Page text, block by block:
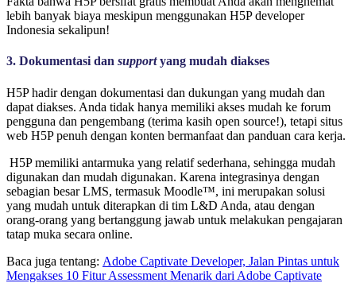
lebih banyak biaya meskipun menggunakan H5P developer
Indonesia sekalipun!
3. Dokumentasi dan supportyang mudah diakses
H5P hadir dengan dokumentasi dan dukungan yang mudah dan
dapat diakses. Anda tidak hanya memiliki akses mudah ke forum
pengguna dan pengembang (terima kasih open source!), tetapi situs
web H5P penuh dengan konten bermanfaat dan panduan cara kerja.
H5P memiliki antarmuka yang relatif sederhana, sehingga mudah
digunakan dan mudah digunakan. Karena integrasinya dengan
sebagian besar LMS, termasuk Moodle™, ini merupakan solusi
yang mudah untuk diterapkan di tim L&D Anda, atau dengan
orang-orang yang bertanggung jawab untuk melakukan pengajaran
tatap muka secara online.
Baca juga tentang: Adobe Captivate Developer, Jalan Pintas untuk
Mengakses 10 Fitur Assessment Menarik dari Adobe Captivate